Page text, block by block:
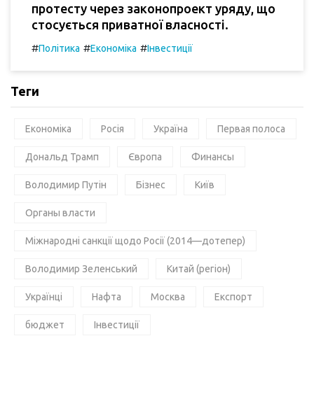
протесту через законопроект уряду, що
стосується приватної власності.
#Політика #Економіка #Інвестиції
Теги
Економіка Росія Україна Первая полоса
Дональд Трамп Європа Финансы
Володимир Путін Бізнес Київ
Органы власти
Міжнародні санкції щодо Росії (2014—дотепер)
Володимир Зеленський Китай (регіон)
Українці Нафта Москва Експорт
бюджет Інвестиції